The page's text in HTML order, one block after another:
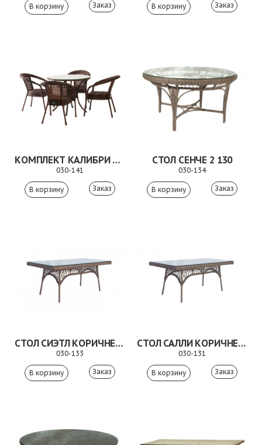
Заказ Заказ
КОМПЛЕКТ КАЛИБРИ КОРИЧНЕВЫЙ
030-141
Заказ
СТОЛ СЕНЧЕ 2 130
030-134
Заказ
СТОЛ СИЭТЛ КОРИЧНЕВЫЙ
030-133
Заказ
СТОЛ САЛЛИ КОРИЧНЕВЫЙ
030-131
Заказ